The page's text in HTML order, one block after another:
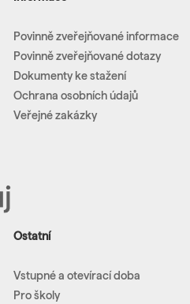
Povinně zveřejňované informace
Povinně zveřejňované dotazy
Dokumenty ke stažení
Ochrana osobních údajů
Veřejné zakázky
Ostatní
Vstupné a otevírací doba
Pro školy